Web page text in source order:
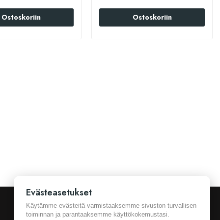
Ostoskoriin Ostoskoriin
Evästeasetukset
Käytämme evästeitä varmistaaksemme sivuston turvallisen
toiminnan ja parantaaksemme käyttökokemustasi.